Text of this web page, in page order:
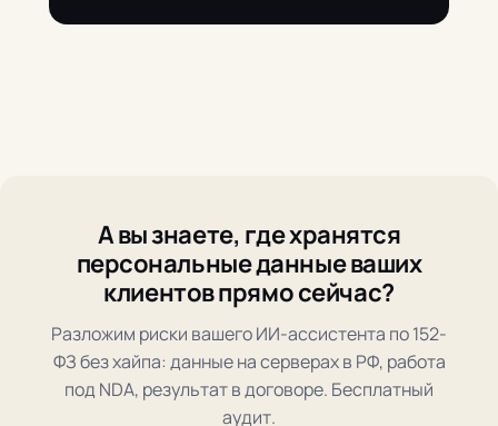
А вы знаете, где хранятся
персональные данные ваших
клиентов прямо сейчас?
Разложим риски вашего ИИ-ассистента по 152-
ФЗ без хайпа: данные на серверах в РФ, работа
под NDA, результат в договоре. Бесплатный
аудит.